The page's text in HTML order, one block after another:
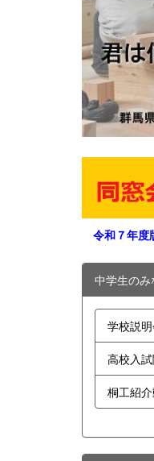
令和７年度
中学生の
学校説
高校入
桐工紹